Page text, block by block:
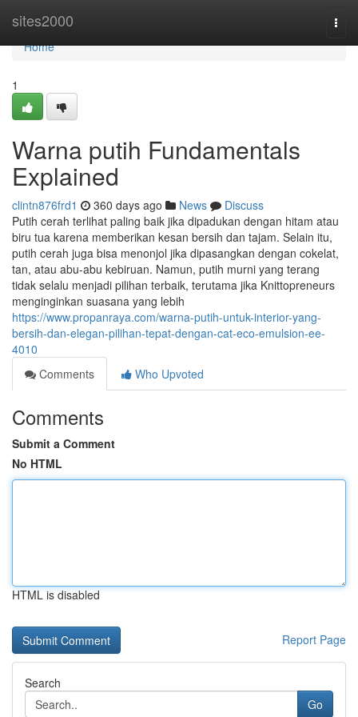
sites2000
Home
Home
1
Warna putih Fundamentals
Explained
clintn876frd1 360 days ago News
Discuss
Putih cerah terlihat paling baik jika dipadukan dengan hitam atau
biru tua karena memberikan kesan bersih dan tajam. Selain itu,
putih cerah juga bisa menonjol jika dipasangkan dengan cokelat,
tan, atau abu-abu kebiruan. Namun, putih murni yang terang
tidak selalu menjadi pilihan terbaik, terutama jika Knittopreneurs
menginginkan suasana yang lebih
https://www.propanraya.com/warna-putih-untuk-interior-yang-
bersih-dan-elegan-pilihan-tepat-dengan-cat-eco-emulsion-ee-
4010
Comments
Who Upvoted
Comments
Submit a Comment
No HTML
HTML is disabled
Report Page
Search
Go